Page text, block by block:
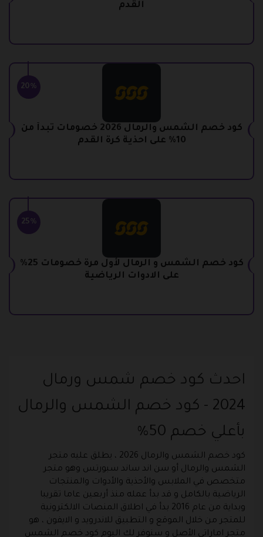
القدم
20%
كود خصم الشمس والرمال 2026 خصومات تبدأ من
10% على احذية كرة القدم
25%
كود خصم الشمس و الرمال لأول مرة خصومات 25%
على الادوات الرياضية
احدث كود خصم شمس ورمال
2024 - كود خصم الشمس والرمال
بأعلي خصم 50%
كود خصم الشمس والرمال 2026 ، يطلق عليه متجر
الشمس والرمال أو سن اند ساند سبورتس وهو متجر
متخصص في الملابس والأحذية والأدوات والمنتجات
الرياضية بالكامل و قد بدأ عمله منذ أربعين عاما تقريبا
وبداية من عام 2016 بدأ في اطلاق المنصات الالكترونية
للمتجر من خلال الموقع و التطبيق للاندرويد و الايفون ، هو
متجر اماراتي الأصل و سنوفر لك اليوم كود خصم الشمس